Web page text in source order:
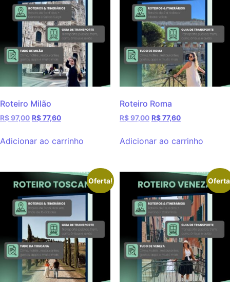
Roteiro Milão
R$97,00 R$77,60
Adicionar ao carrinho
Roteiro Roma
R$97,00 R$77,60
Adicionar ao carrinho
Oferta!